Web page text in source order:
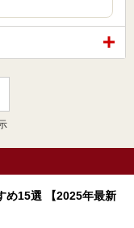
め15選 【2025年最新